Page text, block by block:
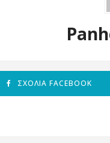
ΣΧΌΛΙΑ FACEBOOK